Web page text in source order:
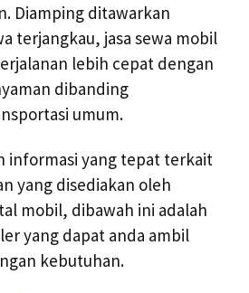
Diamping ditawarkan
terjangkau, jasa sewa mobil
lebih cepat dengan
dibanding
umum.
informasi yang tepat terkait
yang disediakan oleh
mobil, dibawah ini adalah
yang dapat anda ambil
kebutuhan.